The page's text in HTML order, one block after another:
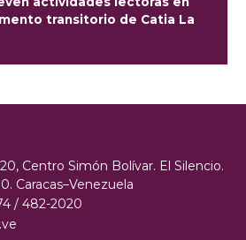
transitorio de Catia La
Centro Simón Bolívar. El Silencio.
Caracas–Venezuela
/ 482-2020